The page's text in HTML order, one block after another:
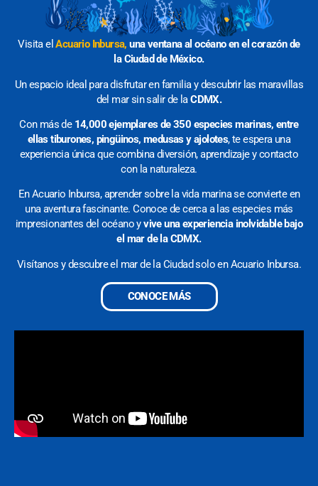
Visita elAcuario Inbursa,una ventana al océano en el corazón de
la Ciudad de México.
Un espacio ideal para disfrutar en familia y descubrir las maravillas
del mar sin salir de laCDMX.
Con más de 14,000 ejemplares de 350 especies marinas, entre
ellas tiburones, pingüinos, medusas y ajolotes, te espera una
experiencia única que combina diversión, aprendizaje y contacto
con la naturaleza.
En Acuario Inbursa, aprender sobre la vida marina se convierte en
una aventura fascinante. Conoce de cerca a las especies más
impresionantes del océano yvive una experiencia inolvidable bajo
el mar de la CDMX.
Visítanos y descubre el mar de la Ciudad solo en Acuario Inbursa.
CONOCE MÁS